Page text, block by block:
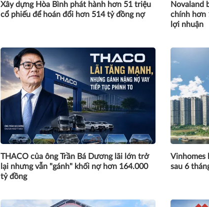
Xây dựng Hòa Bình phát hành hơn 51 triệu
cổ phiếu để hoán đổi hơn 514 tỷ đồng nợ
Novaland
chính hơn
lợi nhuận
THACO của ông Trần Bá Dương lãi lớn trở
lại nhưng vẫn "gánh" khối nợ hơn 164.000
tỷ đồng
Vinhomes
sau 6